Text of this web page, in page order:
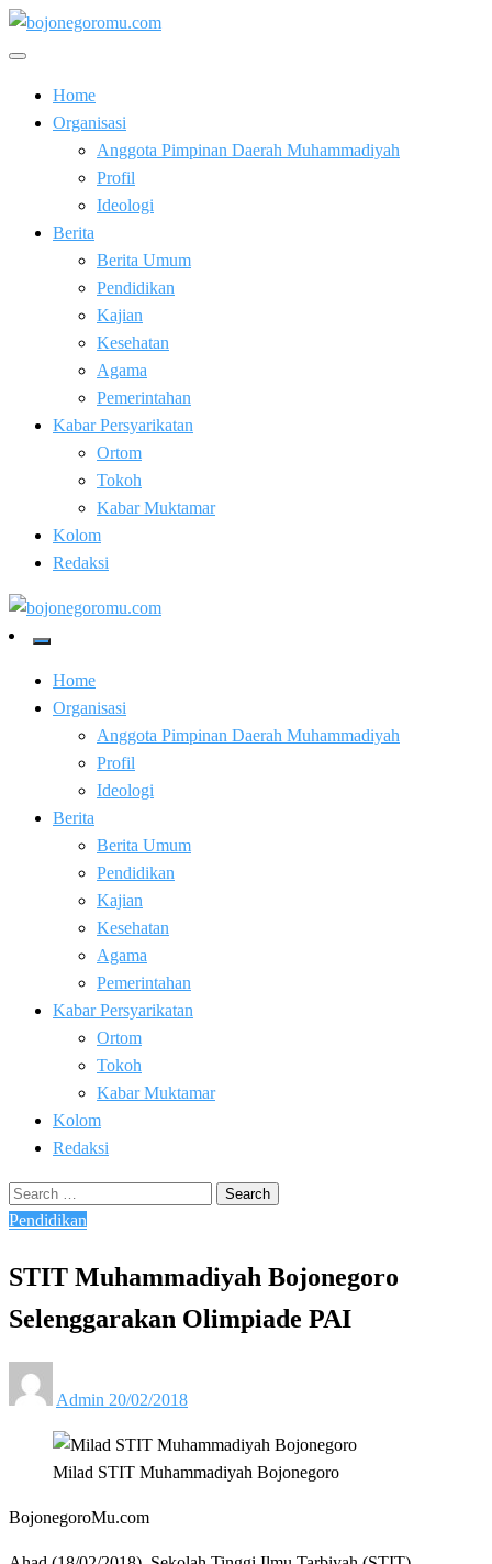
Skip
to
bojonegoromu.com
Home
Organisasi
Anggota Pimpinan Daerah Muhammadiyah
Profil
Ideologi
Berita
Berita Umum
Pendidikan
Kajian
Kesehatan
Agama
Pemerintahan
Kabar Persyarikatan
Ortom
Tokoh
Kabar Muktamar
Kolom
Redaksi
bojonegoromu.com
Home
Organisasi
Anggota Pimpinan Daerah Muhammadiyah
Profil
Ideologi
Berita
Berita Umum
Pendidikan
Kajian
Kesehatan
Agama
Pemerintahan
Kabar Persyarikatan
Ortom
Tokoh
Kabar Muktamar
Kolom
Redaksi
Search
for:
Pendidikan
STIT Muhammadiyah Bojonegoro
Selenggarakan Olimpiade PAI
Admin on
20/02/2018
Milad STIT Muhammadiyah Bojonegoro
BojonegoroMu.com